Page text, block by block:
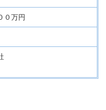
０万円